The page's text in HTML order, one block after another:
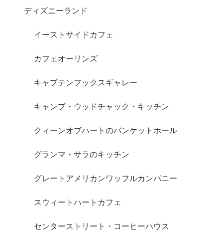
ディズニーランド
イーストサイドカフェ
カフェオーリンズ
キャプテンフックスギャレー
キャンプ・ウッドチャック・キッチン
クィーンオブハートのバンケットホール
グランマ・サラのキッチン
グレートアメリカンワッフルカンパニー
スウィートハートカフェ
センターストリート・コーヒーハウス